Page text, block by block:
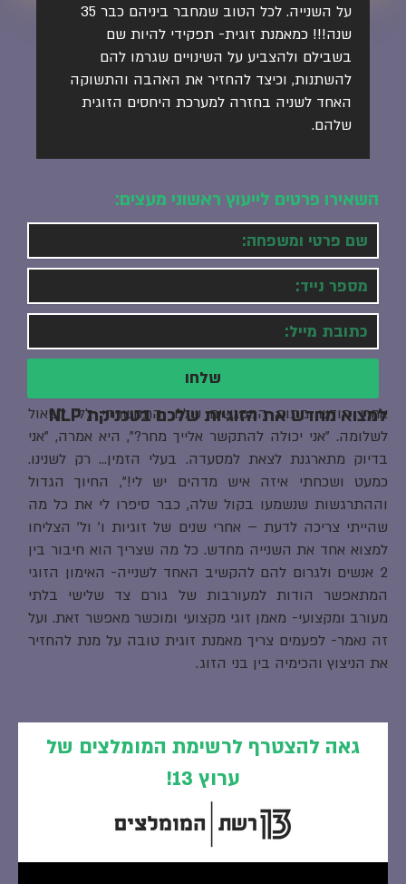
על השנייה. לכל הטוב שמחבר ביניהם כבר 35
שנה!!! כמאמנת זוגית- תפקידי להיות שם
בשבילם ולהצביע על השינויים שגרמו להם
להשתנות, וכיצד להחזיר את האהבה והתשוקה
האחד לשניה בחזרה למערכת היחסים הזוגית
שלהם.
השאירו פרטים לייעוץ ראשוני מעצים:
שם
אימייל
שלחו
למצוא מחדש את הזוגיות שלכם בטכניקת NLP
אחרי חודש מתום המפגשים שלנו, התקשרתי לל' לשאול
לשלומה. "אני יכולה להתקשר אלייך מחר?", היא אמרה, "אני
בדיוק מתארגנת לצאת למסעדה. בעלי הזמין… רק לשנינו.
כמעט ושכחתי איזה איש מדהים יש לי!", החיוך הגדול
וההתרגשות שנשמעו בקול שלה, כבר סיפרו לי את כל מה
שהייתי צריכה לדעת – אחרי שנים של זוגיות ו' ול' הצליחו
למצוא אחד את השנייה מחדש. כל מה שצריך הוא חיבור בין
2 אנשים ולגרום להם להקשיב האחד לשנייה- האימון הזוגי
המתאפשר הודות למעורבות של גורם צד שלישי בלתי
מעורב ומקצועי- מאמן זוגי מקצועי ומוכשר מאפשר זאת. ועל
זה נאמר- לפעמים צריך מאמנת זוגית טובה על מנת להחזיר
את הניצוץ והכימיה בין בני הזוג.
גאה להצטרף לרשימת המומלצים של
ערוץ 13!